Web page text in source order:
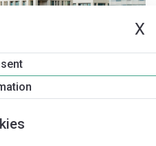
X